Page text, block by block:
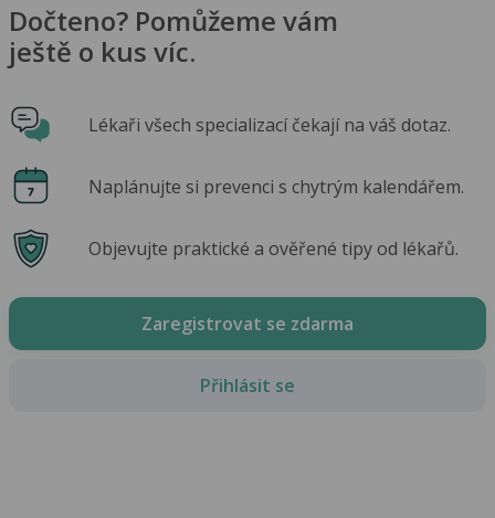
Dočteno? Pomůžeme vám
ještě o kus víc.
Lékaři všech specializací čekají na váš dotaz.
Naplánujte si prevenci s chytrým kalendářem.
Objevujte praktické a ověřené tipy od lékařů.
Zaregistrovat se zdarma
Přihlásit se